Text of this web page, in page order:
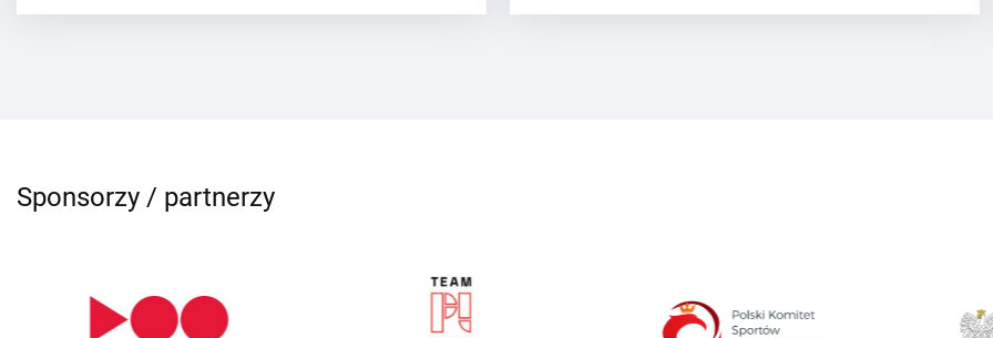
Sponsorzy / partnerzy